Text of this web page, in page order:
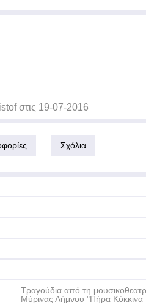
στις 19-07-2016
Σχόλια
Τραγούδια από τη
Μύρινας Λήμνου "Πήρα Κόκκινα